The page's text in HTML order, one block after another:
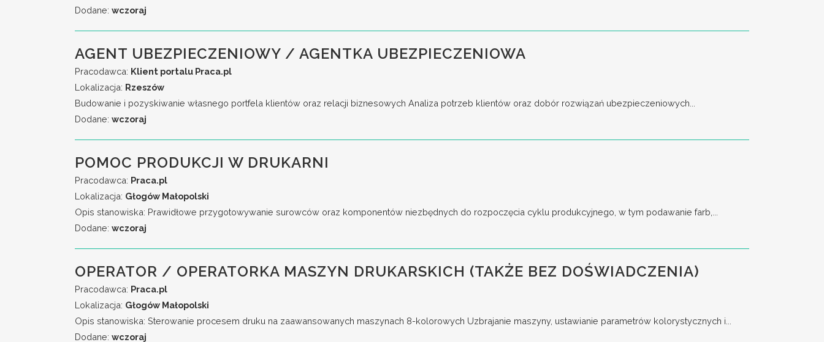
Dodane: wczoraj
AGENT UBEZPIECZENIOWY / AGENTKA UBEZPIECZENIOWA
Pracodawca: Klient portalu Praca.pl
Lokalizacja: Rzeszów
Budowanie i pozyskiwanie własnego portfela klientów oraz relacji biznesowych Analiza potrzeb klientów oraz dobór rozwiązań ubezpieczeniowych...
Dodane: wczoraj
POMOC PRODUKCJI W DRUKARNI
Pracodawca: Praca.pl
Lokalizacja: Głogów Małopolski
Opis stanowiska: Prawidłowe przygotowywanie surowców oraz komponentów niezbędnych do rozpoczęcia cyklu produkcyjnego, w tym podawanie farb,...
Dodane: wczoraj
OPERATOR / OPERATORKA MASZYN DRUKARSKICH (TAKŻE BEZ DOŚWIADCZENIA)
Pracodawca: Praca.pl
Lokalizacja: Głogów Małopolski
Opis stanowiska: Sterowanie procesem druku na zaawansowanych maszynach 8-kolorowych Uzbrajanie maszyny, ustawianie parametrów kolorystycznych i...
Dodane: wczoraj